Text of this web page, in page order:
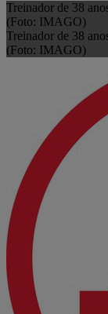
Treinador de 38
(Foto: IMAGO)
Treinador de 38
(Foto: IMAGO)